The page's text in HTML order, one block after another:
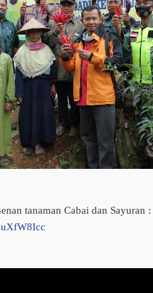
tanaman Cabai dan Sayuran :